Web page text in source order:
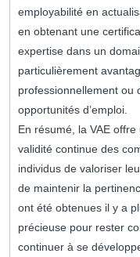
employabilité en
en obtenant une
expertise dans un
particulièrement
professionnellement ou
opportunités d’emploi.
En résumé, la VAE
validité continue des
individus de valoriser
de maintenir la
ont été obtenues il y a
précieuse pour rester
continuer à se